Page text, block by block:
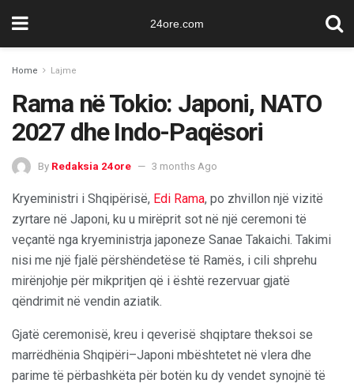
24ore.com
Home Lajme
Rama në Tokio: Japoni, NATO
2027 dhe Indo-Paqësori
By Redaksia 24ore 3 months Ago
Kryeministri i Shqipërisë, Edi Rama, po zhvillon një vizitë
zyrtare në Japoni, ku u mirëprit sot në një ceremoni të
veçantë nga kryeministrja japoneze Sanae Takaichi. Takimi
nisi me një fjalë përshëndetëse të Ramës, i cili shprehu
mirënjohje për mikpritjen që i është rezervuar gjatë
qëndrimit në vendin aziatik.
Gjatë ceremonisë, kreu i qeverisë shqiptare theksoi se
marrëdhënia Shqipëri–Japoni mbështetet në vlera dhe
parime të përbashkëta për botën ku dy vendet synojnë të